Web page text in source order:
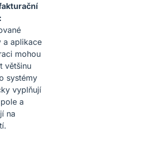
a aplikace
mohou
většinu
systémy
vyplňují
a
na